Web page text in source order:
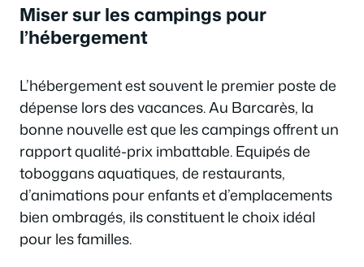
Miser sur les campings pour
l’hébergement
L’hébergement est souvent le premier poste de
dépense lors des vacances. Au Barcarès, la
bonne nouvelle est que les campings offrent un
rapport qualité-prix imbattable. Equipés de
toboggans aquatiques, de restaurants,
d’animations pour enfants et d’emplacements
bien ombragés, ils constituent le choix idéal
pour les familles.